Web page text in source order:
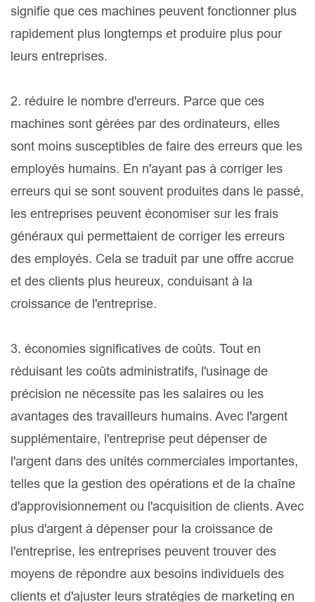
signifie que ces machines peuvent fonctionner plus
rapidement plus longtemps et produire plus pour
leurs entreprises.
2. réduire le nombre d'erreurs. Parce que ces
machines sont gérées par des ordinateurs, elles
sont moins susceptibles de faire des erreurs que les
employés humains. En n'ayant pas à corriger les
erreurs qui se sont souvent produites dans le passé,
les entreprises peuvent économiser sur les frais
généraux qui permettaient de corriger les erreurs
des employés. Cela se traduit par une offre accrue
et des clients plus heureux, conduisant à la
croissance de l'entreprise.
3. économies significatives de coûts. Tout en
réduisant les coûts administratifs, l'usinage de
précision ne nécessite pas les salaires ou les
avantages des travailleurs humains. Avec l'argent
supplémentaire, l'entreprise peut dépenser de
l'argent dans des unités commerciales importantes,
telles que la gestion des opérations et de la chaîne
d'approvisionnement ou l'acquisition de clients. Avec
plus d'argent à dépenser pour la croissance de
l'entreprise, les entreprises peuvent trouver des
moyens de répondre aux besoins individuels des
clients et d'ajuster leurs stratégies de marketing en